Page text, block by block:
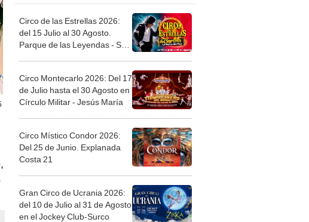
Circo de las Estrellas 2026:
del 15 Julio al 30 Agosto.
Parque de las Leyendas - San
Circo Montecarlo 2026: Del 17
de Julio hasta el 30 Agosto en
Círculo Militar - Jesús María
Circo Místico Condor 2026:
Del 25 de Junio. Explanada
Costa 21
Gran Circo de Ucrania 2026:
del 10 de Julio al 31 de Agosto
en el Jockey Club-Surco